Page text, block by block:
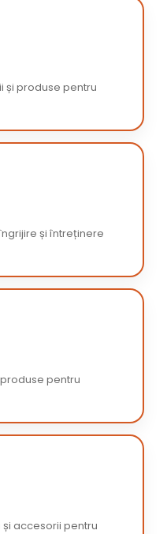
și produse pentru
și întreținere
pentru
accesorii pentru